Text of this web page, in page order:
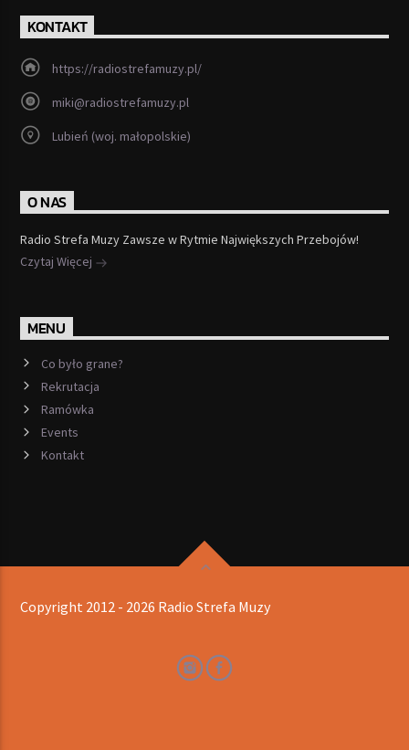
KONTAKT
https://radiostrefamuzy.pl/
miki@radiostrefamuzy.pl
Lubień (woj. małopolskie)
O NAS
Radio Strefa Muzy Zawsze w Rytmie Największych Przebojów!
Czytaj Więcej
MENU
Co było grane?
Rekrutacja
Ramówka
Events
Kontakt
Copyright 2012 - 2026 Radio Strefa Muzy